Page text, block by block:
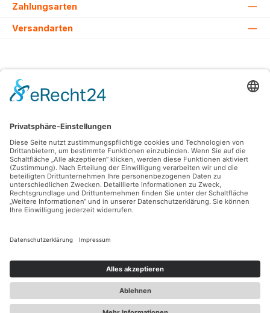
Zahlungsarten
Versandarten
Alle Preise inkl. gesetzl. Mehrwertsteuer zzgl.
und ggf.
Nachnahmegebühren, wenn nicht anders angegeben.
© 2026 Lovehurts Bikes - Alle Rechte vorbehalten. Theme by